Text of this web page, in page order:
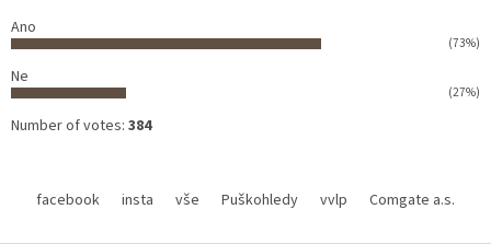
Ano
(73%)
Ne
(27%)
Number of votes: 384
facebook insta vše Puškohledy vvlp Comgate a.s.